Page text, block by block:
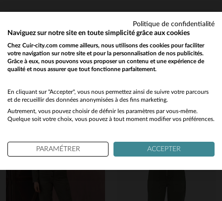
Vous aimerez également…
Découvrez ces produits similaires sélectionnés pour vous
Would you like to be redirected to our English site?
No
Yes
Politique de confidentialité
Naviguez sur notre site en toute simplicité grâce aux cookies
Chez Cuir-city.com comme ailleurs, nous utilisons des cookies pour faciliter
votre navigation sur notre site et pour la personnalisation de nos publicités.
Grâce à eux, nous pouvons vous proposer un contenu et une expérience de
qualité et nous assurer que tout fonctionne parfaitement.
En cliquant sur "Accepter", vous nous permettez ainsi de suivre votre parcours
et de recueillir des données anonymisées à des fins marketing.
Autrement, vous pouvez choisir de définir les paramètres par vous-même.
Quelque soit votre choix, vous pouvez à tout moment modifier vos préférences.
PARAMÉTRER ACCEPTER